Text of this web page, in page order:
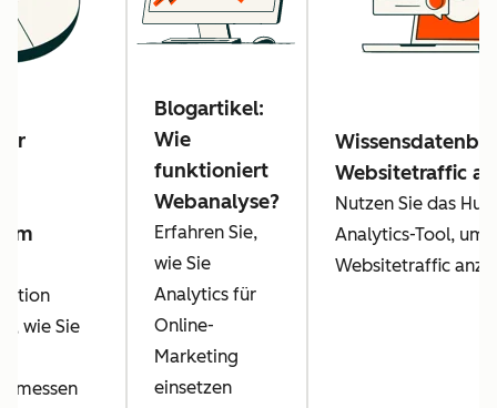
im
wie Sie
messen
Blogartikel:
Wie
funktioniert
Webanalyse?
Erfahren Sie,
wie Sie
Analytics für
Online-
Marketing
einsetzen
Websitetraffic
Nutzen Sie das
Analytics-Tool, um
Websitetraffic